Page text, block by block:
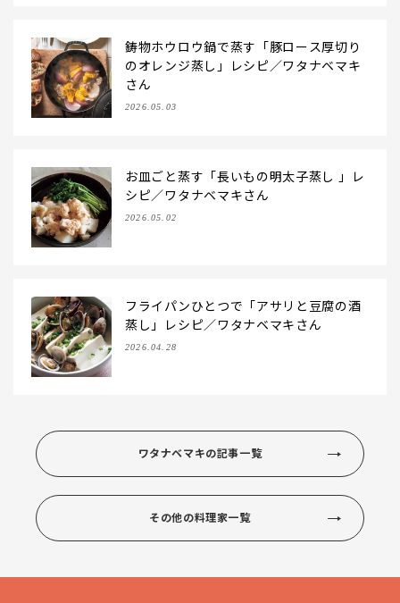
鋳物ホウロウ鍋で蒸す「豚ロース厚切り
のオレンジ蒸し」レシピ／ワタナベマキ
さん
2026.05.03
お皿ごと蒸す「長いもの明太子蒸し 」レ
シピ／ワタナベマキさん
2026.05.02
フライパンひとつで「アサリと豆腐の酒
蒸し」レシピ／ワタナベマキさん
2026.04.28
ワタナベマキの記事一覧
その他の料理家一覧